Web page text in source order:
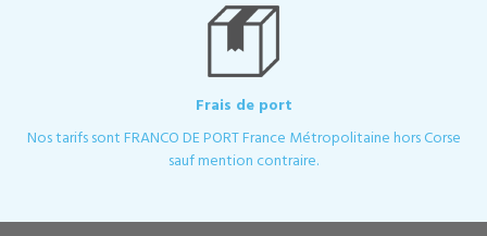
Frais de port
Nos tarifs sont FRANCO DE PORT France Métropolitaine hors Corse
sauf mention contraire.